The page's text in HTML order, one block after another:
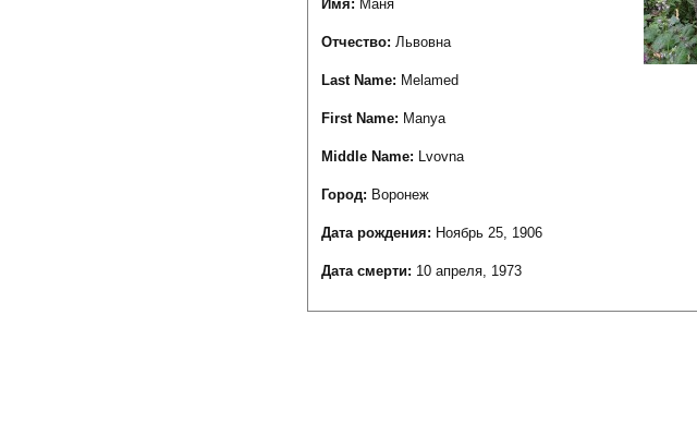
Имя: Маня
Отчество: Львовна
Last Name: Melamed
First Name: Manya
Middle Name: Lvovna
Город: Воронеж
Дата рождения: Ноябрь 25, 1906
Дата смерти: 10 апреля, 1973